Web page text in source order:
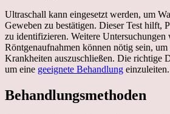
Ultraschall kann eingesetzt werden, um
Geweben zu bestätigen. Dieser Test hilft,
zu identifizieren. Weitere Untersuchungen
Röntgenaufnahmen können nötig sein,
Krankheiten auszuschließen. Die richtige
um eine geeignete Behandlung einzuleiten.
Behandlungsmethoden